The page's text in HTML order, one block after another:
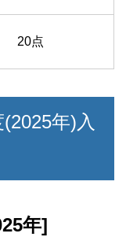
20点
年)入
年]